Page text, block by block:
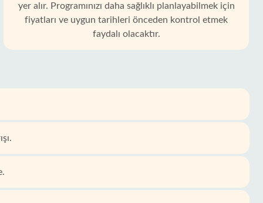
yer alır. Programınızı daha sağlıklı planlayabilmek için
fiyatları ve uygun tarihleri önceden kontrol etmek
faydalı olacaktır.